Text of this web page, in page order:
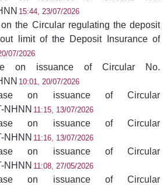
15:44, 23/07/2026
the Circular regulating the deposit
limit of the Deposit Insurance of
07/2026
on issuance of Circular No.
10:01, 20/07/2026
on issuance of Circular
NHNN 11:15, 13/07/2026
on issuance of Circular
NHNN 11:16, 13/07/2026
on issuance of Circular
NHNN 11:08, 27/05/2026
on issuance of Circular